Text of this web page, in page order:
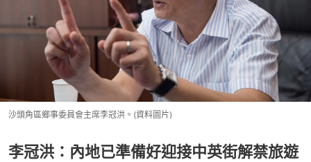
沙頭角區鄉事委員會主席李冠洪。(資料圖片)
李冠洪：內地已準備好迎接中英街解禁旅遊